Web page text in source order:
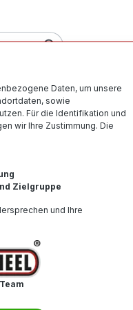
Offroad-Reifen
163,52
Preise inkl.
Nicht
Daten, um unsere
sowie
Für die Identifikation und
wir Ihre Zustimmung. Die
Zielgruppe
und Ihre